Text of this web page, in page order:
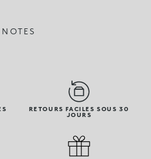
NOTES
RETOURS FACILES SOUS 30
JOURS